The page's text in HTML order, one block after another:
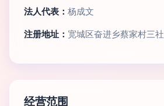
法人代表： 杨成文
注册地址： 宽城区奋进乡蔡家村三社
经营范围